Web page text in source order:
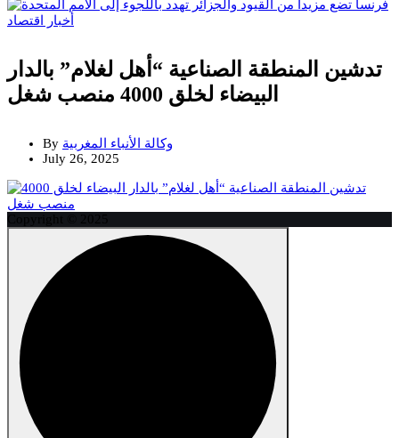
أخبار اقتصاد
تدشين المنطقة الصناعية “أهل لغلام” بالدار
البيضاء لخلق 4000 منصب شغل
By وكالة الأنباء المغربية
July 26, 2025
Copyright © 2025